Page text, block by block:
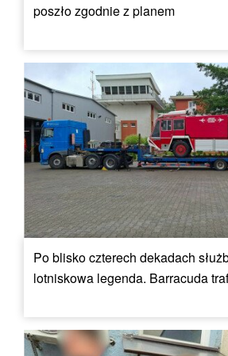
poszło zgodnie z planem
Po blisko czterech dekadach
lotniskowa legenda. Barracuda